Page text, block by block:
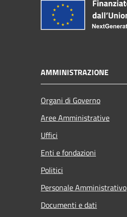
AMMINISTRAZIONE
Organi di Governo
Aree Amministrative
Uffici
Enti e fondazioni
Politici
Personale Amministrativo
Documenti e dati